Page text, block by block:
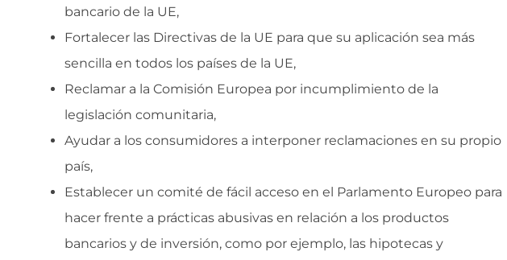
bancario de la UE,
Fortalecer las Directivas de la UE para que su aplicación sea más
sencilla en todos los países de la UE,
Reclamar a la Comisión Europea por incumplimiento de la
legislación comunitaria,
Ayudar a los consumidores a interponer reclamaciones en su propio
país,
Establecer un comité de fácil acceso en el Parlamento Europeo para
hacer frente a prácticas abusivas en relación a los productos
bancarios y de inversión, como por ejemplo, las hipotecas y